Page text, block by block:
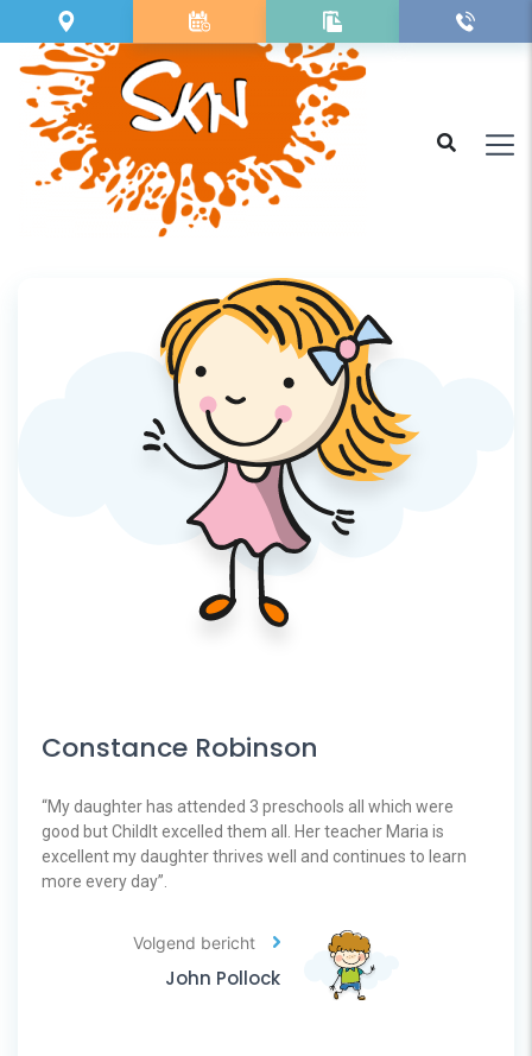
Constance Robinson
“My daughter has attended 3 preschools all which were
good but ChildIt excelled them all. Her teacher Maria is
excellent my daughter thrives well and continues to learn
more every day”.
Volgend bericht
John Pollock